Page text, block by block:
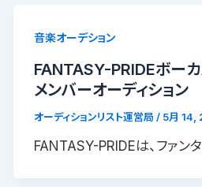
音楽オーデション
FANTASY-PRIDEボー
メンバーオーディション
オーディションリスト運営局 / 5月 14,
FANTASY-PRIDEは、ファン